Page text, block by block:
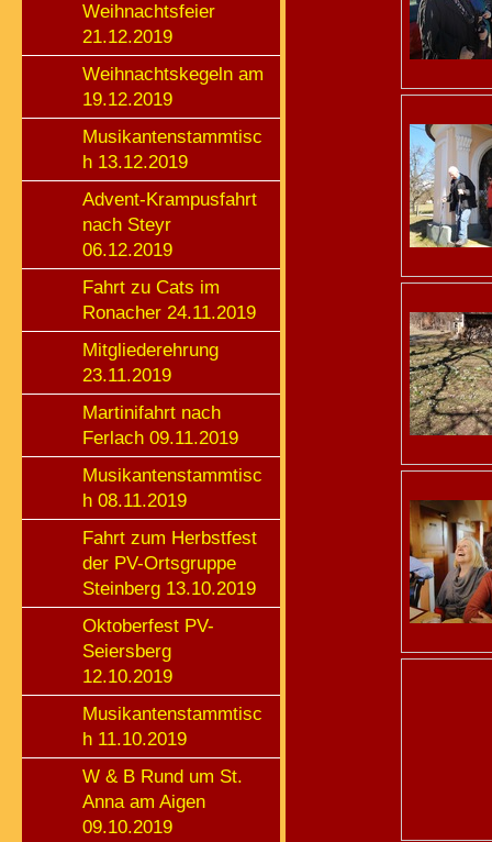
Weihnachtsfeier
21.12.2019
Weihnachtskegeln am
19.12.2019
Musikantenstammtisc
h 13.12.2019
Advent-Krampusfahrt
nach Steyr
06.12.2019
Fahrt zu Cats im
Ronacher 24.11.2019
Mitgliederehrung
23.11.2019
Martinifahrt nach
Ferlach 09.11.2019
Musikantenstammtisc
h 08.11.2019
Fahrt zum Herbstfest
der PV-Ortsgruppe
Steinberg 13.10.2019
Oktoberfest PV-
Seiersberg
12.10.2019
Musikantenstammtisc
h 11.10.2019
W & B Rund um St.
Anna am Aigen
09.10.2019